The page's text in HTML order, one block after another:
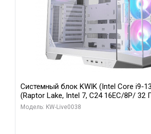
Системный блок KWIK (Intel Core i9-
(Raptor Lake, Intel 7, C24 16EC/8P/ 32
модуля)/ Gigabyte RX9070XT GAMING
Модель: KW-Live0038